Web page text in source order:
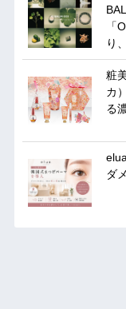
「
り
粧
カ
る
ダ